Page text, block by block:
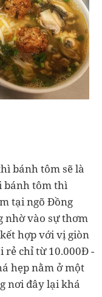
bánh tôm sẽ là
bánh tôm thì
tại ngõ Đồng
nhờ vào sự thơm
hợp với vị giòn
rẻ chỉ từ 10.000Đ -
hẹp nằm ở một
nơi đây lại khá